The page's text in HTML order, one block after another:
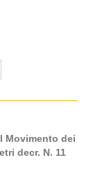
Movimento dei
decr. N. 11